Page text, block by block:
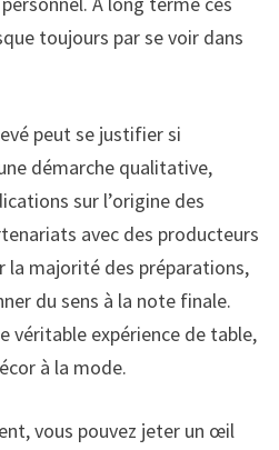
toujours par se voir dans
peut se justifier si
démarche qualitative,
sur l’origine des
avec des producteurs
la majorité des préparations,
du sens à la note finale.
véritable expérience de table,
à la mode.
vous pouvez jeter un œil